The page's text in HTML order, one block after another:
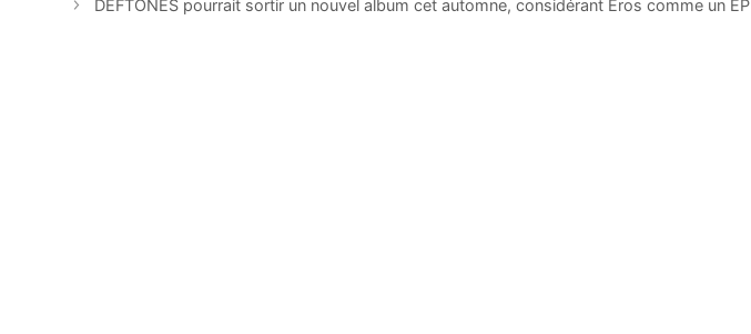
DEFTONES pourrait sortir un nouvel album cet automne, considérant Eros comme un EP